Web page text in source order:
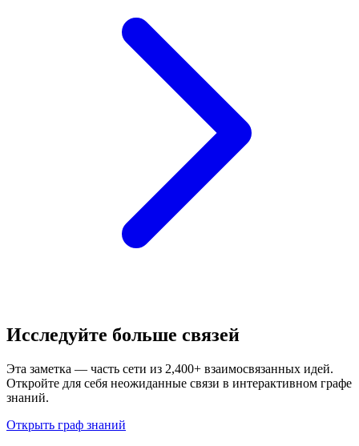
Исследуйте больше связей
Эта заметка — часть сети из 2,400+ взаимосвязанных идей.
Откройте для себя неожиданные связи в интерактивном графе
знаний.
Открыть граф знаний